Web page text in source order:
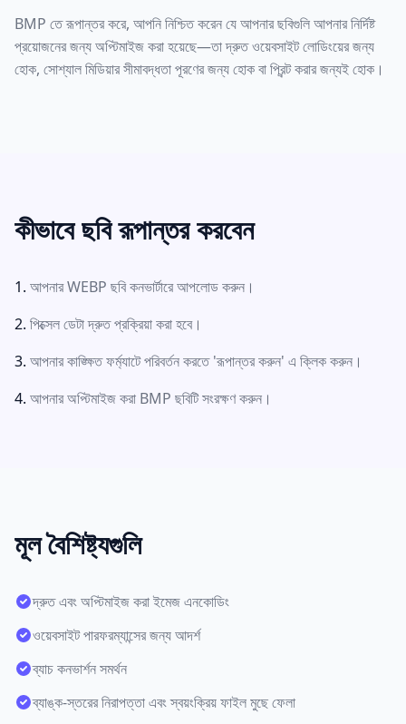
BMP তে রূপান্তর করে, আপনি নিশ্চিত করেন যে আপনার ছবিগুলি আপনার নির্দিষ্ট
প্রয়োজনের জন্য অপ্টিমাইজ করা হয়েছে—তা দ্রুত ওয়েবসাইট লোডিংয়ের জন্য
হোক, সোশ্যাল মিডিয়ার সীমাবদ্ধতা পূরণের জন্য হোক বা প্রিন্ট করার জন্যই হোক।
কীভাবে ছবি রূপান্তর করবেন
আপনার WEBP ছবি কনভার্টারে আপলোড করুন।
পিক্সেল ডেটা দ্রুত প্রক্রিয়া করা হবে।
আপনার কাঙ্ক্ষিত ফর্ম্যাটে পরিবর্তন করতে 'রূপান্তর করুন' এ ক্লিক করুন।
আপনার অপ্টিমাইজ করা BMP ছবিটি সংরক্ষণ করুন।
মূল বৈশিষ্ট্যগুলি
দ্রুত এবং অপ্টিমাইজ করা ইমেজ এনকোডিং
ওয়েবসাইট পারফরম্যান্সের জন্য আদর্শ
ব্যাচ কনভার্শন সমর্থন
ব্যাঙ্ক-স্তরের নিরাপত্তা এবং স্বয়ংক্রিয় ফাইল মুছে ফেলা